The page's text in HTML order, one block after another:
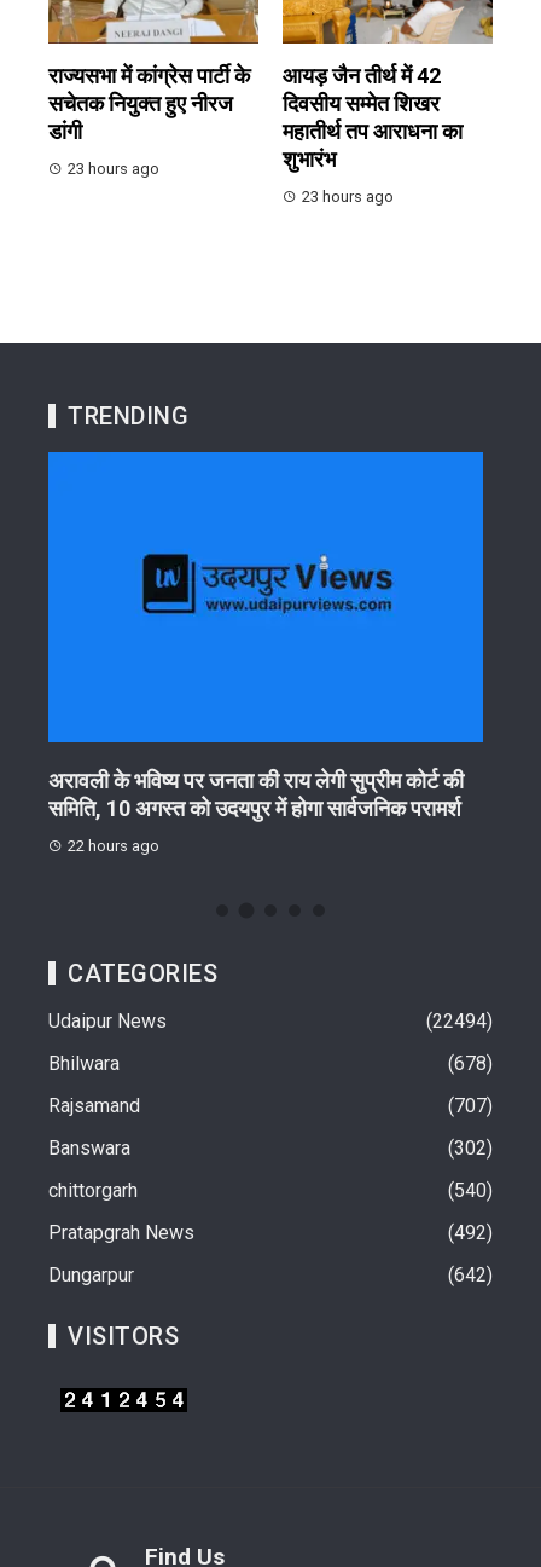
राज्यसभा में कांग्रेस पार्टी के
सचेतक नियुक्त हुए नीरज
डांगी
23 hours ago
आयड़ जैन तीर्थ में 42
दिवसीय सम्मेत शिखर
महातीर्थ तप आराधना का
शुभारंभ
23 hours ago
TRENDING
अरावली के भविष्य पर जनता की राय लेगी सुप्रीम कोर्ट की
समिति, 10 अगस्त को उदयपुर में होगा सार्वजनिक परामर्श
22 hours ago
CATEGORIES
Udaipur News
22494
Bhilwara
678
Rajsamand
707
Banswara
302
chittorgarh
540
Pratapgrah News
492
Dungarpur
642
VISITORS
Find Us